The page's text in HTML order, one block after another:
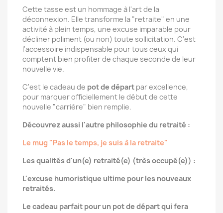
Cette tasse est un hommage à l'art de la
déconnexion. Elle transforme la "retraite" en une
activité à plein temps, une excuse imparable pour
décliner poliment (ou non) toute sollicitation. C'est
l'accessoire indispensable pour tous ceux qui
comptent bien profiter de chaque seconde de leur
nouvelle vie.
C'est le cadeau de pot de départ par excellence,
pour marquer officiellement le début de cette
nouvelle "carrière" bien remplie.
Découvrez aussi l'autre philosophie du retraité :
Le mug "Pas le temps, je suis à la retraite"
Les qualités d'un(e) retraité(e) (très occupé(e)) :
L'excuse humoristique ultime pour les nouveaux
retraités.
Le cadeau parfait pour un pot de départ qui fera